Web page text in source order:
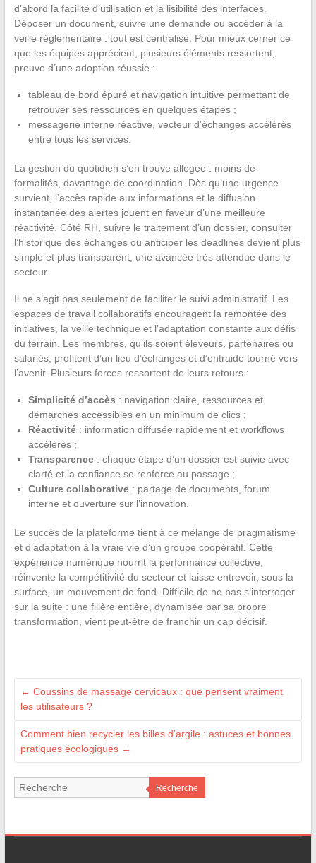
d’abord la facilité d’utilisation et la lisibilité des interfaces.
Déposer un document, suivre une demande ou accéder à la
veille réglementaire : tout est centralisé. Pour mieux cerner ce
que les équipes apprécient, plusieurs éléments ressortent,
preuve d’une adoption réussie :
tableau de bord épuré et navigation intuitive permettant de
retrouver ses ressources en quelques étapes ;
messagerie interne réactive, vecteur d’échanges accélérés
entre tous les services.
La gestion du quotidien s’en trouve allégée : moins de
formalités, davantage de coordination. Dès qu’une urgence
survient, l’accès rapide aux informations et la diffusion
instantanée des alertes jouent en faveur d’une meilleure
réactivité. Côté RH, suivre le traitement d’un dossier, consulter
l’historique des échanges ou anticiper les deadlines devient plus
simple et plus transparent, une avancée très attendue dans le
secteur.
Il ne s’agit pas seulement de faciliter le suivi administratif. Les
espaces de travail collaboratifs encouragent la remontée des
initiatives, la veille technique et l’adaptation constante aux défis
du terrain. Les membres, qu’ils soient éleveurs, partenaires ou
salariés, profitent d’un lieu d’échanges et d’entraide tourné vers
l’avenir. Plusieurs forces ressortent de leurs retours :
Simplicité d’accès : navigation claire, ressources et
démarches accessibles en un minimum de clics ;
Réactivité: information diffusée rapidement et workflows
accélérés ;
Transparence: chaque étape d’un dossier est suivie avec
clarté et la confiance se renforce au passage ;
Culture collaborative: partage de documents, forum
interne et ouverture sur l’innovation.
Le succès de la plateforme tient à ce mélange de pragmatisme
et d’adaptation à la vraie vie d’un groupe coopératif. Cette
expérience numérique nourrit la performance collective,
réinvente la compétitivité du secteur et laisse entrevoir, sous la
surface, un mouvement de fond. Difficile de ne pas s’interroger
sur la suite : une filière entière, dynamisée par sa propre
transformation, vient peut-être de franchir un cap décisif.
← Coussins de massage cervicaux : que pensent vraiment
les utilisateurs ?
Comment bien recycler les billes d’argile : astuces et bonnes
pratiques écologiques →
Recherche